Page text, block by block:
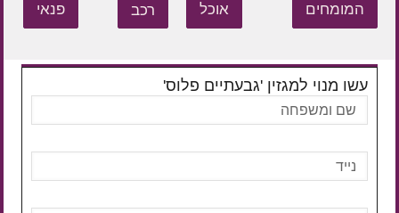
המומחים אוכל רכב פנאי
עשו מנוי למגזין 'גבעתיים פלוס'